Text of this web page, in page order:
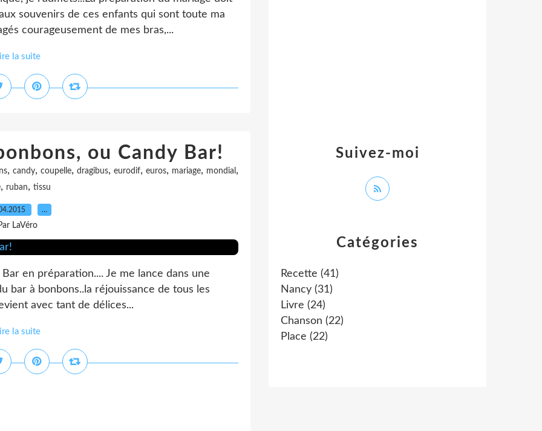
souvenirs de ces enfants qui sont toute ma
courageusement de mes bras,...
la suite
ou Candy Bar!
, candy, coupelle, dragibus, eurodif, euros, mariage, mondial ,
, ruban, tissu
…
LaVéro
en préparation.... Je me lance dans une
bar à bonbons..la réjouissance de tous les
avec tant de délices...
la suite
Catégories
Recette (41)
Nancy (31)
Livre (24)
Chanson (22)
Place (22)
Suivez-moi